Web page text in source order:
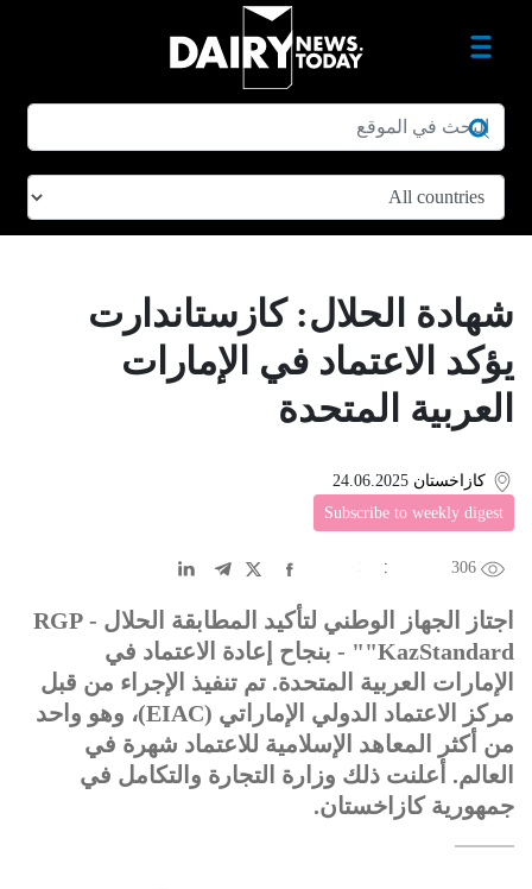
شهادة الحلال: كازستاندارت
يؤكد الاعتماد في الإمارات
العربية المتحدة
كازاخستان 24.06.2025
Subscribe to weekly digest
306
中文
DE عربى
اجتاز الجهاز الوطني لتأكيد المطابقة الحلال - RGP
"KazStandard" - بنجاح إعادة الاعتماد في
الإمارات العربية المتحدة. تم تنفيذ الإجراء من قبل
مركز الاعتماد الدولي الإماراتي (EIAC)، وهو واحد
من أكثر المعاهد الإسلامية للاعتماد شهرة في
العالم. أعلنت ذلك وزارة التجارة والتكامل في
جمهورية كازاخستان.